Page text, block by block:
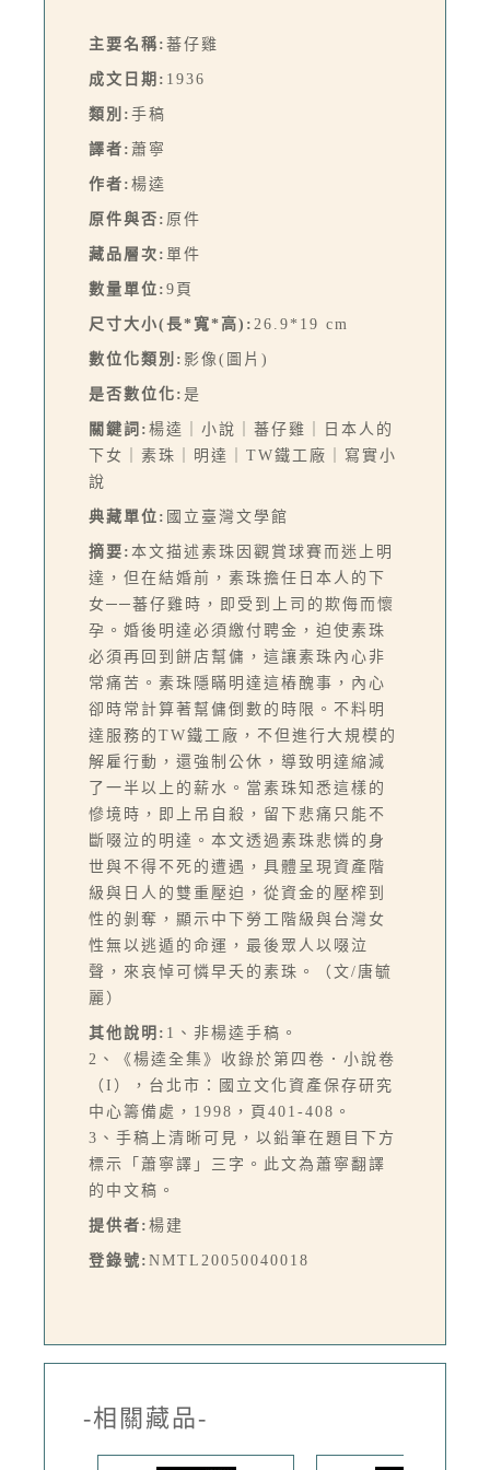
主要名稱: 蕃仔雞
成文日期: 1936
類別: 手稿
譯者: 蕭寧
作者: 楊逵
原件與否: 原件
藏品層次: 單件
數量單位: 9頁
尺寸大小(長*寬*高): 26.9*19 cm
數位化類別: 影像(圖片)
是否數位化: 是
關鍵詞: 楊逵｜小說｜蕃仔雞｜日本人的
下女｜素珠｜明達｜TW鐵工廠｜寫實小
說
典藏單位: 國立臺灣文學館
摘要: 本文描述素珠因觀賞球賽而迷上明
達，但在結婚前，素珠擔任日本人的下
女──蕃仔雞時，即受到上司的欺侮而懷
孕。婚後明達必須繳付聘金，迫使素珠
必須再回到餅店幫傭，這讓素珠內心非
常痛苦。素珠隱瞞明達這樁醜事，內心
卻時常計算著幫傭倒數的時限。不料明
達服務的TW鐵工廠，不但進行大規模的
解雇行動，還強制公休，導致明達縮減
了一半以上的薪水。當素珠知悉這樣的
慘境時，即上吊自殺，留下悲痛只能不
斷啜泣的明達。本文透過素珠悲憐的身
世與不得不死的遭遇，具體呈現資產階
級與日人的雙重壓迫，從資金的壓榨到
性的剝奪，顯示中下勞工階級與台灣女
性無以逃遁的命運，最後眾人以啜泣
聲，來哀悼可憐早夭的素珠。（文/唐毓
麗）
其他說明: 1、非楊逵手稿。
2、《楊逵全集》收錄於第四卷．小說卷
（I），台北市：國立文化資產保存研究
中心籌備處，1998，頁401-408。
3、手稿上清晰可見，以鉛筆在題目下方
標示「蕭寧譯」三字。此文為蕭寧翻譯
的中文稿。
提供者: 楊建
登錄號: NMTL20050040018
-相關藏品-